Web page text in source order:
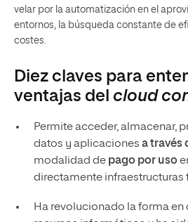
velar por la automatización en el
entornos, la búsqueda constante de
costes.
Diez claves para
ventajas del cloud
Permite acceder, almacenar,
datos y aplicaciones a través
modalidad de pago por uso
directamente infraestructuras
Ha revolucionado la forma en